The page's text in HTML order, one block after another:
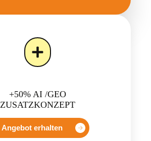
+50% AI /GEO
ZUSATZKONZEPT
Angebot erhalten